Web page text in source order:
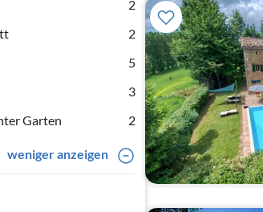
2
2
5
3
Garten
2
weniger anzeigen